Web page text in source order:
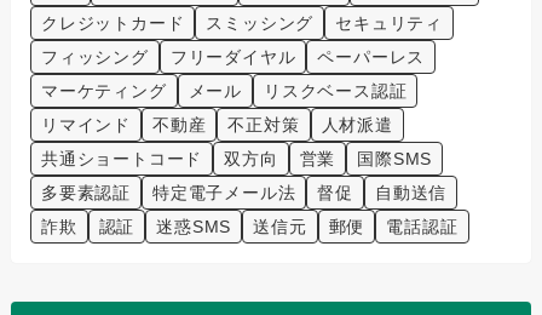
クレジットカード
スミッシング
セキュリティ
フィッシング
フリーダイヤル
ペーパーレス
マーケティング
メール
リスクベース認証
リマインド
不動産 不正対策
人材派遣
共通ショートコード
双方向 営業
国際SMS
多要素認証
特定電子メール法 督促
自動送信
詐欺
認証 迷惑SMS 送信元 郵便 電話認証